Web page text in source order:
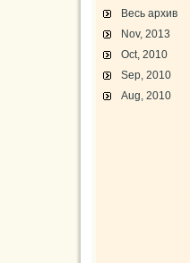
Весь архив
Nov, 2013
Oct, 2010
Sep, 2010
Aug, 2010